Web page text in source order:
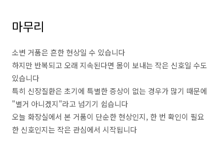
마무리
소변 거품은 흔한 현상일 수 있습니다
하지만 반복되고 오래 지속된다면 몸이 보내는 작은 신호일 수도
있습니다
특히 신장질환은 초기에 특별한 증상이 없는 경우가 많기 때문에
"별거 아니겠지"라고 넘기기 쉽습니다
오늘 화장실에서 본 거품이 단순한 현상인지, 한 번 확인이 필요
한 신호인지는 작은 관심에서 시작됩니다